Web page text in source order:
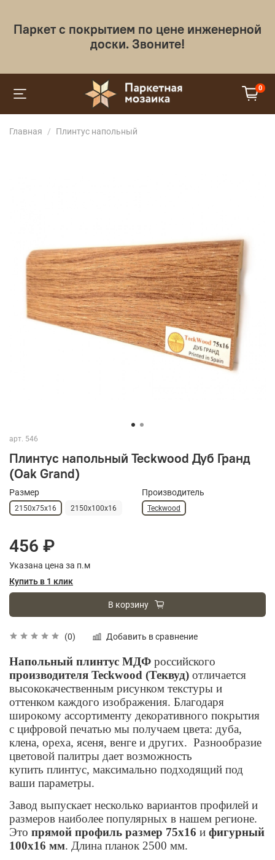
Паркет с покрытием по цене инженерной
доски. Звоните!
0
Главная Плинтус напольный
арт. 546
Плинтус напольный Teckwood Дуб Гранд
(Oak Grand)
(0) Добавить в сравнение
Размер
2150х75х16 2150х100х16
Производитель
Teckwood
456 ₽
Указана цена за п.м
Купить в 1 клик
В корзину
Напольный плинтус МДФ российского
производителя Teckwood (Теквуд) отличается
высококачественным рисунком текстуры и
оттенком каждого изображения. Благодаря
широкому ассортименту декоративного покрытия
с цифровой печатью мы получаем цвета: дуба,
клена, ореха, ясеня, венге и других. Разнообразие
цветовой палитры дает возможность
купить плинтус, максимально подходящий под
ваши параметры.
Завод выпускает несколько вариантов профилей и
размеров наиболее популярных в нашем регионе.
Это прямой профиль размер 75х16 и фигурный
100х16 мм. Длина планок 2500 мм.